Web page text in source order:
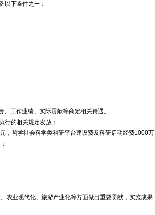
以下条件之一：
工作业绩、实际贡献等商定相关待遇。
行的相关规定发放；
，哲学社会科学类科研平台建设费及科研启动经费1000万
农业现代化、旅游产业化等方面做出重要贡献，实施成果